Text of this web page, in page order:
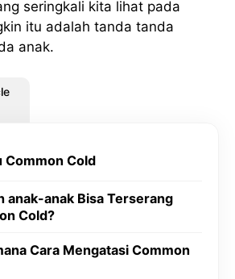
seringkali kita lihat pada
itu adalah tanda tanda
anak.
Common Cold
anak-anak Bisa Terserang
Cold?
Cara Mengatasi Common